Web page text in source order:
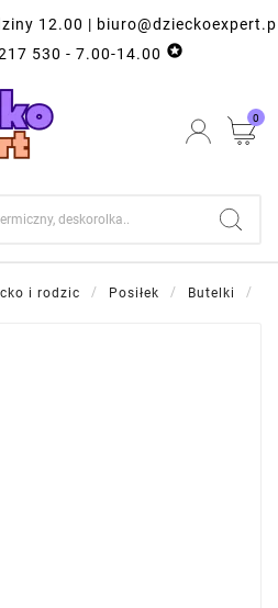
12.00 |
530 - 7.00-14.00 
0
i rodzic Posiłek Butelki